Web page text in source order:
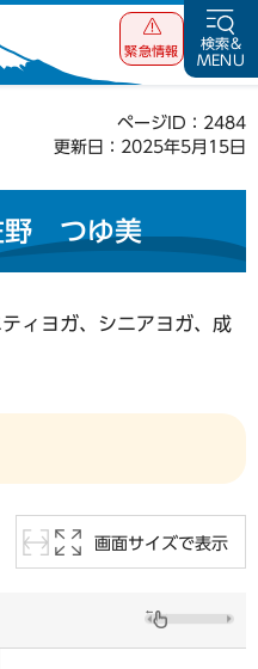
緊急情報
検索&
MENU
ページID：2484
更新日：2025年5月15日
野 つゆ美
ィヨガ、シニアヨガ、成
画面サイズで表示